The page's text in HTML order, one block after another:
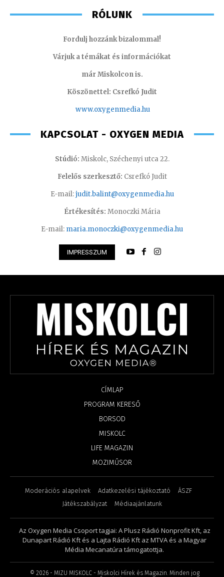
RÓLUNK
Fordulj hozzánk bizalommal!
Várjuk a témákat és információkat
már Miskolcon is.
Köszönettel: Csrefkó Judit
www.oxygenmedia.hu
KAPCSOLAT - OXYGEN MEDIA
Stúdió: Miskolc, Széchenyi utca 22.
Felelős szerkesztő: Csrefkó Judit
E-mail:judit.balint@oxygenmedia.hu
Értékesítés: Monoczki Mária
E-mail: maria.monoczki@oxygenmedia.hu
IMPRESSZUM
CÍMLAP
PROGRAM KERESŐ
BORSOD
MISKOLC
LIFE MAGAZIN
MOZIMŰSOR
Moderációs alapelvek Adatkezelési tájékoztató
ÁSZF
Játékszabályzat
Médiaajánlatunk
Az Oxygen Media Csoport tagjai: A Plusz Rádió Nonprofit Kft, az
Dunapart Rádió Kft és a Lajta Rádió Kft az MTVA és a Magyar
Média Mecanatúra támogatottja.
© 2026- MIZU MISKOLC - Miskolci Hírek és Magazin. Minden jog